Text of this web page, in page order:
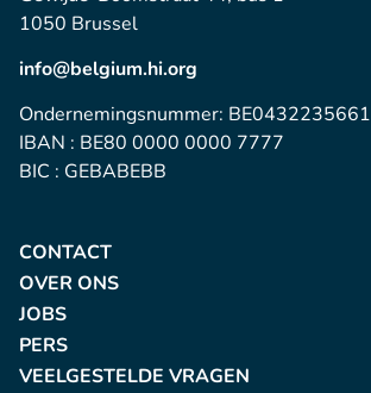
1050 Brussel
info@belgium.hi.org
Ondernemingsnummer: BE0432235661
IBAN : BE80 0000 0000 7777
BIC : GEBABEBB
CONTACT
OVER ONS
JOBS
PERS
VEELGESTELDE VRAGEN